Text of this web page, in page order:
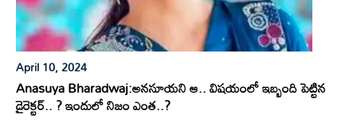
April 10, 2024
Anasuya Bharadwaj:అనసూయని ఆ.. విషయంలో ఇబ్బంది పెట్టిన
డైరెక్టర్.. ? ఇందులో నిజం ఎంత..?